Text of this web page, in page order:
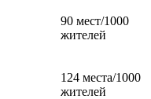
90 мест/1000
жителей
124 места/1000
жителей